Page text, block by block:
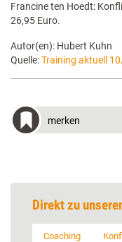
Francine ten Hoedt:
26,95 Euro.
Autor(en): Hubert Kuhn
Quelle:Training aktuell
merken
Direkt zu
Coaching